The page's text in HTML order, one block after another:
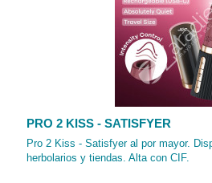
PRO 2 KISS - SATISFYER
Pro 2 Kiss - Satisfyer al por mayor.
herbolarios y tiendas. Alta con CIF.